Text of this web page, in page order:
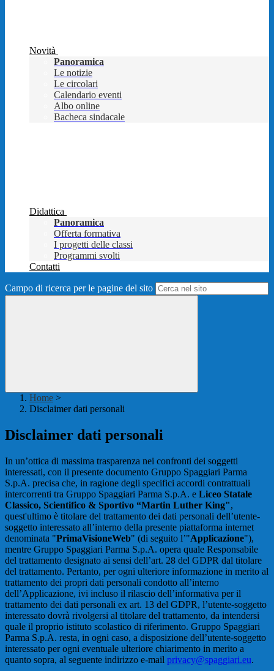
Novità
Panoramica
Le notizie
Le circolari
Calendario eventi
Albo online
Bacheca sindacale
Didattica
Panoramica
Offerta formativa
I progetti delle classi
Programmi svolti
Contatti
Campo di ricerca per le pagine del sito
Home >
Disclaimer dati personali
Disclaimer dati personali
In un’ottica di massima trasparenza nei confronti dei soggetti
interessati, con il presente documento Gruppo Spaggiari Parma
S.p.A. precisa che, in ragione degli specifici accordi contrattuali
intercorrenti tra Gruppo Spaggiari Parma S.p.A. e Liceo Statale
Classico, Scientifico & Sportivo “Martin Luther King",
quest'ultimo è titolare del trattamento dei dati personali dell’utente-
soggetto interessato all’interno della presente piattaforma internet
denominata "PrimaVisioneWeb" (di seguito l’"Applicazione"),
mentre Gruppo Spaggiari Parma S.p.A. opera quale Responsabile
del trattamento designato ai sensi dell’art. 28 del GDPR dal titolare
del trattamento. Pertanto, per ogni ulteriore informazione in merito al
trattamento dei propri dati personali condotto all’interno
dell’Applicazione, ivi incluso il rilascio dell’informativa per il
trattamento dei dati personali ex art. 13 del GDPR, l’utente-soggetto
interessato dovrà rivolgersi al titolare del trattamento, da intendersi
quale il proprio istituto scolastico di riferimento. Gruppo Spaggiari
Parma S.p.A. resta, in ogni caso, a disposizione dell’utente-soggetto
interessato per ogni eventuale ulteriore chiarimento in merito a
quanto sopra, al seguente indirizzo e-mail privacy@spaggiari.eu.